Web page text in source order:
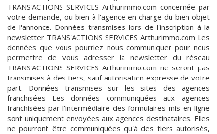
TRANS'ACTIONS SERVICES Arthurimmo.com concernée par
votre demande, ou bien à l'agence en charge du bien objet
de l'annonce. Données transmises lors de l'inscription à la
newsletter TRANS'ACTIONS SERVICES Arthurimmo.com Les
données que vous pourriez nous communiquer pour nous
permettre de vous adresser la newsletter du réseau
TRANS'ACTIONS SERVICES Arthurimmo.com ne seront pas
transmises à des tiers, sauf autorisation expresse de votre
part. Données transmises sur les sites des agences
franchisées Les données communiquées aux agences
franchisées par l'intermédiaire des formulaires mis en ligne
sont uniquement envoyées aux agences destinataires. Elles
ne pourront être communiquées qu'à des tiers autorisés,